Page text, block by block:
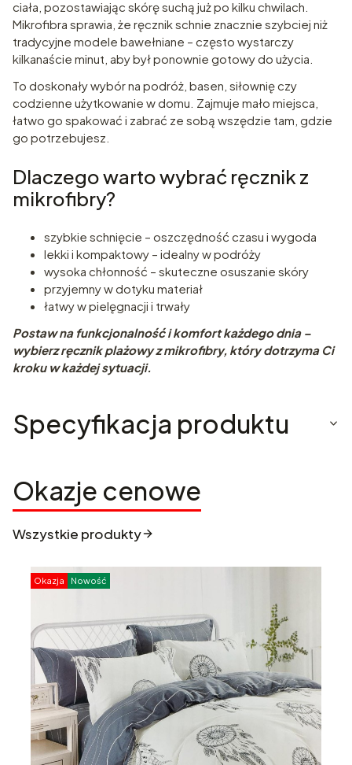
ciała, pozostawiając skórę suchą już po kilku chwilach.
Mikrofibra sprawia, że ręcznik schnie znacznie szybciej niż
tradycyjne modele bawełniane – często wystarczy
kilkanaście minut, aby był ponownie gotowy do użycia.
To doskonały wybór na podróż, basen, siłownię czy
codzienne użytkowanie w domu. Zajmuje mało miejsca,
łatwo go spakować i zabrać ze sobą wszędzie tam, gdzie
go potrzebujesz.
Dlaczego warto wybrać ręcznik z
mikrofibry?
szybkie schnięcie – oszczędność czasu i wygoda
lekki i kompaktowy – idealny w podróży
wysoka chłonność – skuteczne osuszanie skóry
przyjemny w dotyku materiał
łatwy w pielęgnacji i trwały
Postaw na funkcjonalność i komfort każdego dnia –
wybierz ręcznik plażowy z mikrofibry, który dotrzyma Ci
kroku w każdej sytuacji.
Specyfikacja produktu
Okazje cenowe
Wszystkie produkty
Okazja Nowość